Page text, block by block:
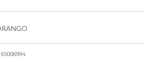
65006994